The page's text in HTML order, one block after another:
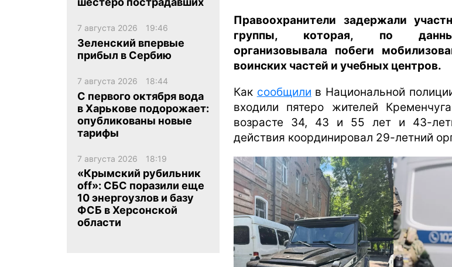
архив
gambling
en
Правоохранители задержали
группы, которая, по
организовывала побеги
воинских частей и учебных центров.
Как сообщили в Национальной
входили пятеро жителей
возрасте 34, 43 и 55 лет и 43-
действия координировал 29-летний
7 августа 2026 19:46
Зеленский впервые
прибыл в Сербию
7 августа 2026 18:44
С первого октября вода
в Харькове подорожает:
опубликованы новые
тарифы
7 августа 2026 18:19
«Крымский рубильник
off»: СБС поразили еще
10 энергоузлов и базу
ФСБ в Херсонской
области